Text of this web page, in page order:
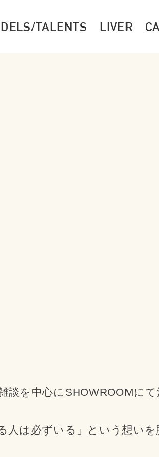
TALENTS LIVER
談を中心にSHOWROOMに
人は必ずいる」という想い